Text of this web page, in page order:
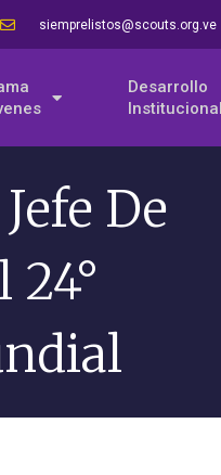
siemprelistos@scouts.org.ve
Desarrollo
Institucional
De
24°